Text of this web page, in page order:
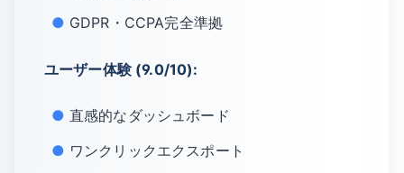
GDPR・CCPA完全準拠
ユーザー体験 (9.0/10):
直感的なダッシュボード
ワンクリックエクスポート